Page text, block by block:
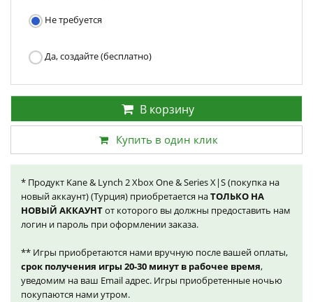
Не требуется
Да, создайте (бесплатно)
В корзину
Купить в один клик
* Продукт Kane & Lynch 2 Xbox One & Series X|S (покупка на
новый аккаунт) (Турция) приобретается наТОЛЬКО НА
НОВЫЙ АККАУНТот которого вы должны предоставить нам
логин и пароль при оформлении заказа.
** Игры приобретаются нами вручную после вашей оплаты,
срок получения игры 20-30 минут в рабочее время,
уведомим на ваш Email адрес. Игры приобретенные ночью
покупаются нами утром.